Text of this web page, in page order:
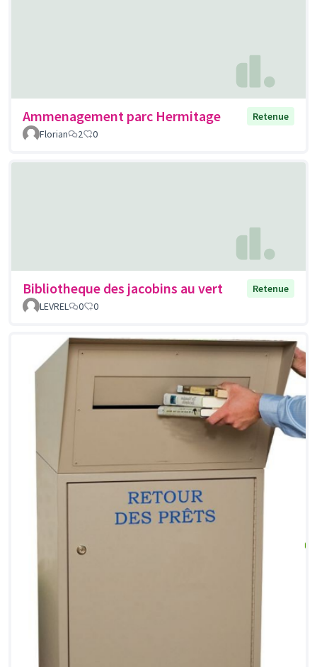
Ammenagement parc Hermitage
Retenue
Florian
2 0
Bibliotheque des jacobins au vert
Retenue
LEVREL
0 0